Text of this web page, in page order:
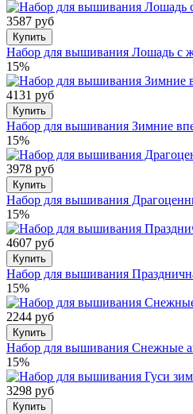
3587 руб
Купить
Набор для вышивания Лошадь с
15%
4131 руб
Купить
Набор для вышивания Зимние
15%
3978 руб
Купить
Набор для вышивания
15%
4607 руб
Купить
Набор для вышивания
15%
2244 руб
Купить
Набор для вышивания Снежные
15%
3298 руб
Купить